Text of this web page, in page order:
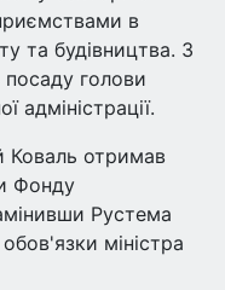
в
та будівництва. З
голови
адміністрації.
Коваль отримав
Фонду
Рустема
міністра